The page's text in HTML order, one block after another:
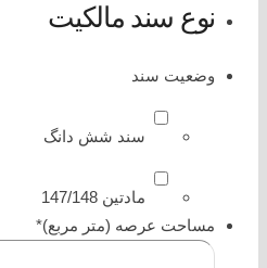
نوع سند مالکیت
وضعیت سند
سند شش دانگ
مادتین 147/148
مساحت عرصه (متر مربع)*